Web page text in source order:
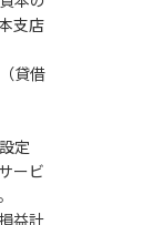
支店
貸借
定
ービ
益計